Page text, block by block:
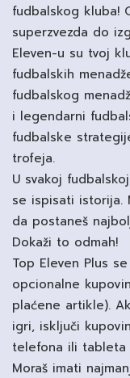
fudbalskog kluba!
superzvezda do
Eleven-u su tvoj
fudbalskih
fudbalskog
i legendarni
fudbalske
trofeja.
U svakoj
se ispisati istorija.
da postaneš
Dokaži to odmah!
Top Eleven Plus
opcionalne
plaćene artikle).
igri, isključi
telefona ili tableta
Moraš imati